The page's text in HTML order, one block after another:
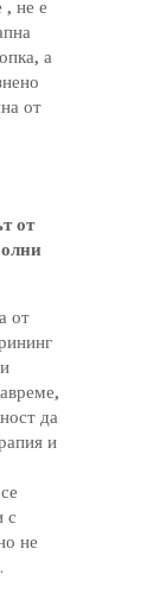
, не е
а
от
от
от
да
и
с
не